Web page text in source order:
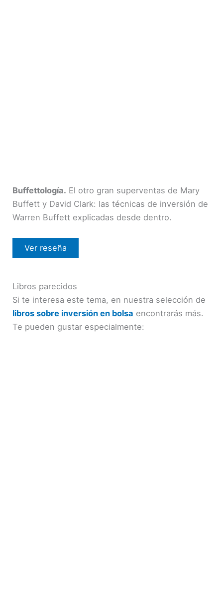
Buffettología. El otro gran superventas de Mary
Buffett y David Clark: las técnicas de inversión de
Warren Buffett explicadas desde dentro.
Ver reseña
Libros parecidos
Si te interesa este tema, en nuestra selección de
libros sobre inversión en bolsa encontrarás más.
Te pueden gustar especialmente: